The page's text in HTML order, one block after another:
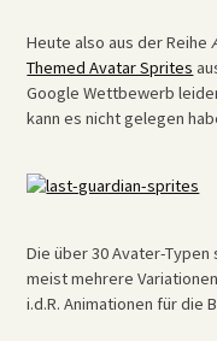
Heute also aus der Reihe
Themed Avatar Sprites
Google Wettbewerb
kann es nicht gelegen
Die über 30 Avater-
meist mehrere
i.d.R. Animationen für die